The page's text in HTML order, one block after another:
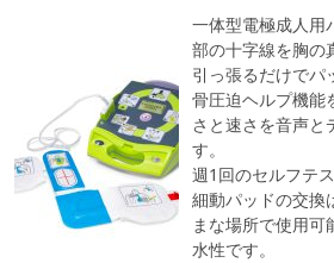
一体型電極成人用
部の十字線を胸の
引っ張るだけでパ
骨圧迫ヘルプ機能
さと速さを音声と
す。
週1回のセルフテ
細動パッドの交換
まな場所で使用可
水性です。